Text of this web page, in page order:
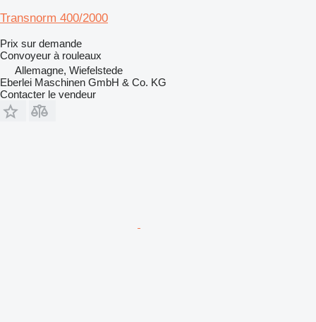
Transnorm 400/2000
Prix sur demande
Convoyeur à rouleaux
Allemagne, Wiefelstede
Eberlei Maschinen GmbH & Co. KG
Contacter le vendeur